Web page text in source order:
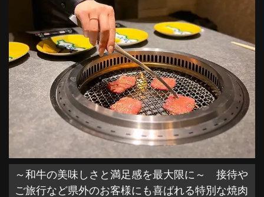
～和牛の美味しさと満足感を最大限に～ 接待や
ご旅行など県外のお客様にも喜ばれる特別な焼肉